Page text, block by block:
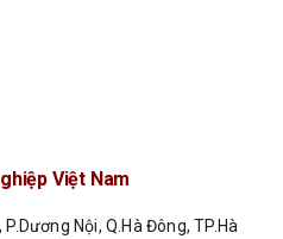
Việt Nam
Nội, Q.Hà Đông, TP.Hà